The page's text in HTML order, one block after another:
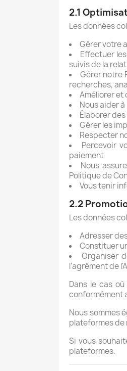
2.1
Les données
Gérer votre
Effectuer
suivis de la
Gérer notre
recherches,
Améliorer et
Nous aider
Élaborer
Gérer les
Respecter
Percevoir
paiement
Nous
Politique de
Vous tenir
2.2
Les données
Adresser
Constituer
Organiser
l'agrément de
Dans le cas
conformément
Nous sommes
plateformes de
Si vous
plateformes.